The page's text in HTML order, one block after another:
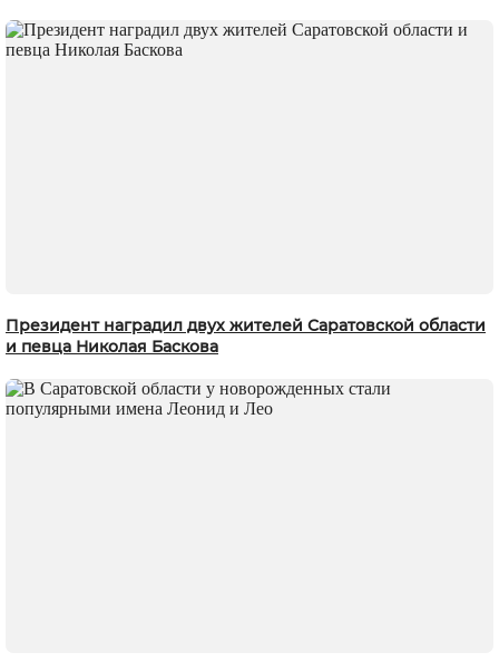
Президент наградил двух жителей Саратовской области
и певца Николая Баскова